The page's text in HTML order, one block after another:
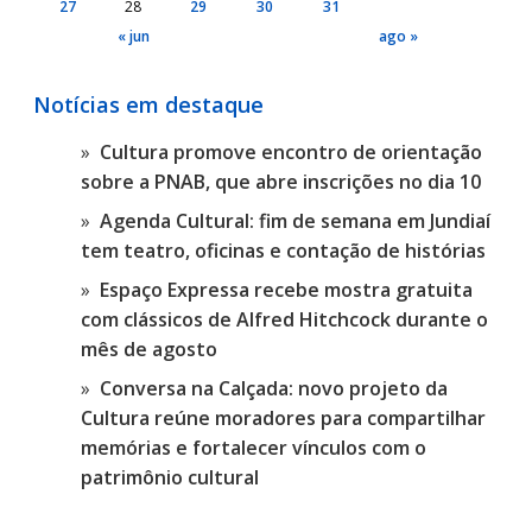
27
28 29 30
31
« jun
ago »
Notícias em destaque
Cultura promove encontro de orientação
sobre a PNAB, que abre inscrições no dia 10
Agenda Cultural: fim de semana em Jundiaí
tem teatro, oficinas e contação de histórias
Espaço Expressa recebe mostra gratuita
com clássicos de Alfred Hitchcock durante o
mês de agosto
Conversa na Calçada: novo projeto da
Cultura reúne moradores para compartilhar
memórias e fortalecer vínculos com o
patrimônio cultural